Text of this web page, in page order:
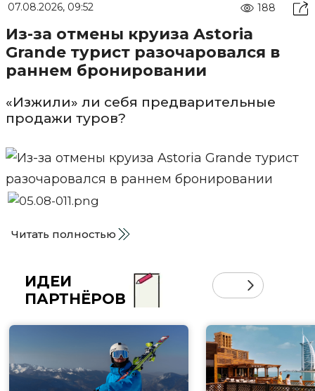
07.08.2026, 09:52 188
Из-за отмены круиза Astoria
Grande турист разочаровался в
раннем бронировании
«Изжили» ли себя предварительные
продажи туров?
Читать полностью
ИДЕИ
ПАРТНЁРОВ